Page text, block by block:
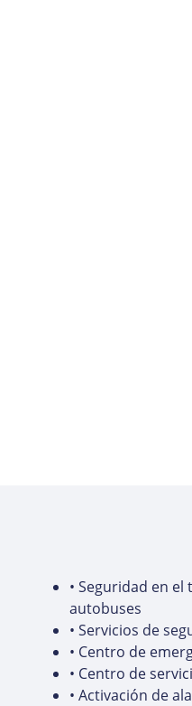
• Seguridad en
autobuses
• Servicios de
• Centro de
• Centro de
• Activación de